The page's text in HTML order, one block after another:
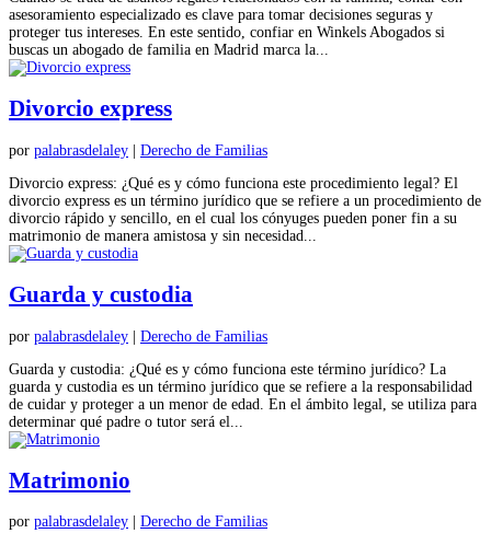
asesoramiento especializado es clave para tomar decisiones seguras y
proteger tus intereses. En este sentido, confiar en Winkels Abogados si
buscas un abogado de familia en Madrid marca la...
Divorcio express
por palabrasdelaley | Derecho de Familias
Divorcio express: ¿Qué es y cómo funciona este procedimiento legal? El
divorcio express es un término jurídico que se refiere a un procedimiento de
divorcio rápido y sencillo, en el cual los cónyuges pueden poner fin a su
matrimonio de manera amistosa y sin necesidad...
Guarda y custodia
por palabrasdelaley | Derecho de Familias
Guarda y custodia: ¿Qué es y cómo funciona este término jurídico? La
guarda y custodia es un término jurídico que se refiere a la responsabilidad
de cuidar y proteger a un menor de edad. En el ámbito legal, se utiliza para
determinar qué padre o tutor será el...
Matrimonio
por palabrasdelaley
Derecho de Familias